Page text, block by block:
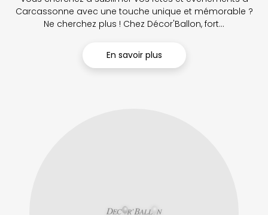
Carcassonne avec une touche unique et mémorable ?
Ne cherchez plus ! Chez Décor'Ballon, fort...
En savoir plus